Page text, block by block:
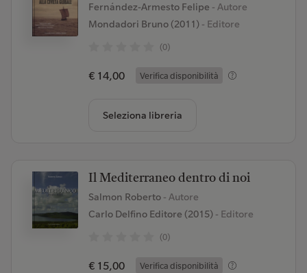
Fernández-Armesto Felipe - Autore
Mondadori Bruno (2011)- Editore
(0)
€ 14,00 Verifica disponibilità
Seleziona libreria
Il Mediterraneo dentro di noi
Salmon Roberto - Autore
Carlo Delfino Editore (2015)- Editore
(0)
€ 15,00 Verifica disponibilità